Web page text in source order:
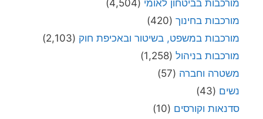
מורכבות בביטחון לאומי (4,504)
מורכבות בחינוך (420)
מורכבות במשפט, בשיטור ובאכיפת חוק (2,103)
מורכבות בניהול (1,258)
משטרה וחברה (57)
נשים (43)
סדנאות וקורסים (10)